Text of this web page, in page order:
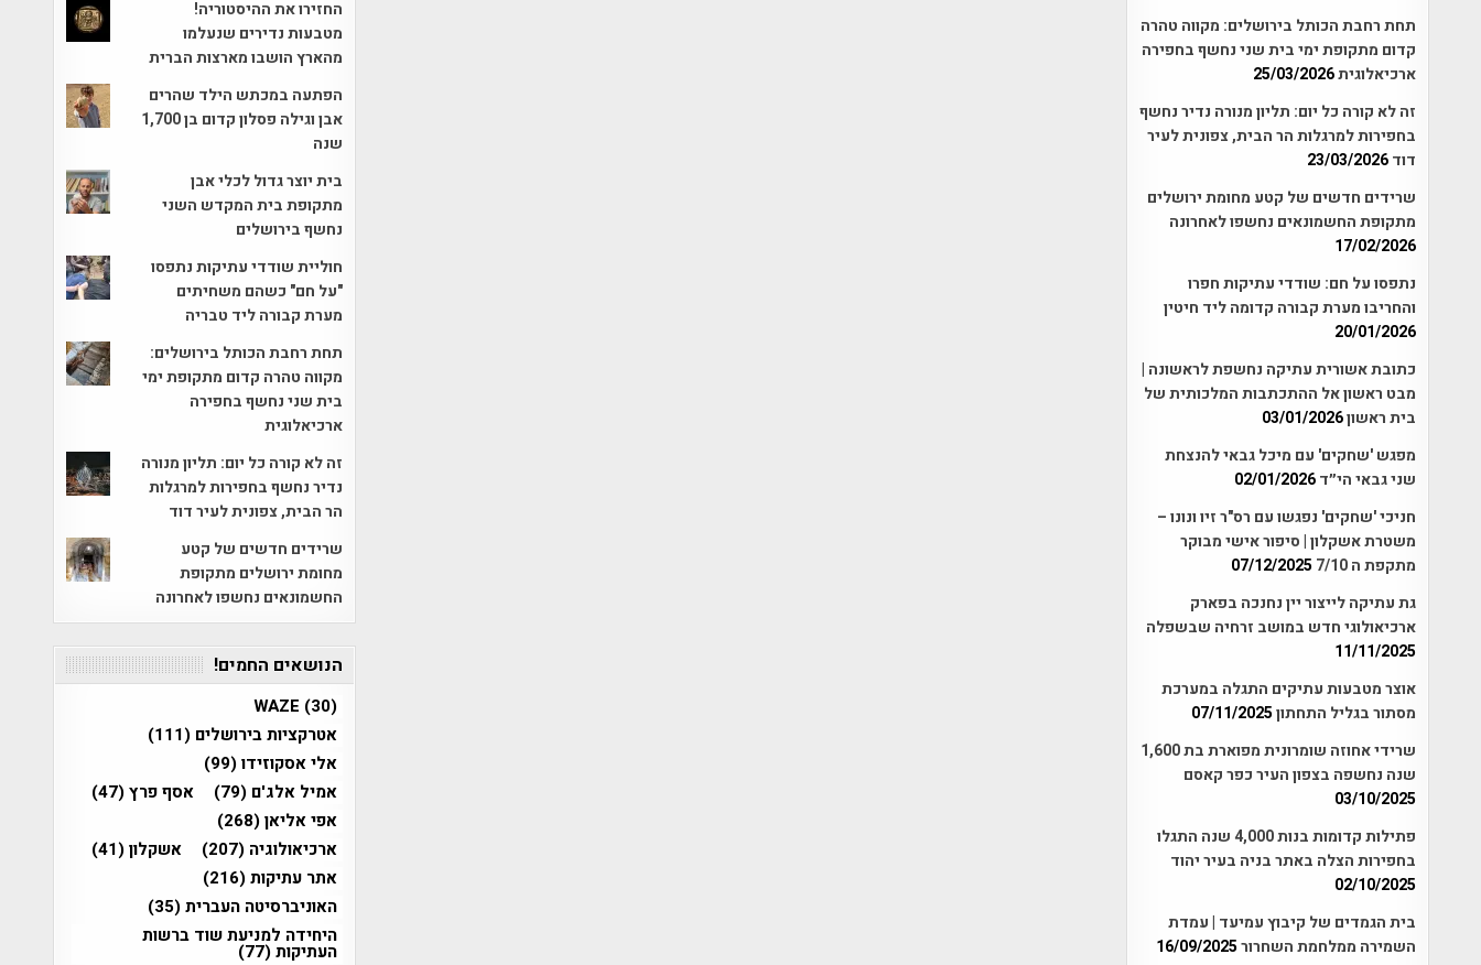
תחת רחבת הכותל בירושלים: מקווה טהרה
קדום מתקופת ימי בית שני נחשף בחפירה
ארכיאלוגית25/03/2026
זה לא קורה כל יום: תליון מנורה נדיר נחשף
בחפירות למרגלות הר הבית, צפונית לעיר
דוד23/03/2026
שרידים חדשים של קטע מחומת ירושלים
מתקופת החשמונאים נחשפו לאחרונה
17/02/2026
נתפסו על חם: שודדי עתיקות חפרו
והחריבו מערת קבורה קדומה ליד חיטין
20/01/2026
כתובת אשורית עתיקה נחשפת לראשונה |
מבט ראשון אל ההתכתבות המלכותית של
בית ראשון03/01/2026
מפגש 'שחקים' עם מיכל גבאי להנצחת
שני גבאי הי״ד02/01/2026
חניכי 'שחקים' נפגשו עם רס"ר זיו ונונו –
משטרת אשקלון | סיפור אישי מבוקר
מתקפת ה 7/10
07/12/2025
גת עתיקה לייצור יין נחנכה בפארק
ארכיאולוגי חדש במושב זרחיה שבשפלה
11/11/2025
אוצר מטבעות עתיקים התגלה במערכת
מסתור בגליל התחתון07/11/2025
שרידי אחוזה שומרונית מפוארת בת 1,600
שנה נחשפה בצפון העיר כפר קאסם
03/10/2025
פתילות קדומות בנות 4,000 שנה התגלו
בחפירות הצלה באתר בניה בעיר יהוד
02/10/2025
בית הגמדים של קיבוץ עמיעד | עמדת
השמירה ממלחמת השחרור16/09/2025
החזירו את ההיסטוריה!
מטבעות נדירים שנעלמו
מהארץ הושבו מארצות הברית
הפתעה במכתש הילד שהרים
אבן וגילה פסלון קדום בן 1,700
שנה
בית יוצר גדול לכלי אבן
מתקופת בית המקדש השני
נחשף בירושלים
חוליית שודדי עתיקות נתפסו
"על חם" כשהם משחיתים
מערת קבורה ליד טבריה
תחת רחבת הכותל בירושלים:
מקווה טהרה קדום מתקופת ימי
בית שני נחשף בחפירה
ארכיאלוגית
זה לא קורה כל יום: תליון מנורה
נדיר נחשף בחפירות למרגלות
הר הבית, צפונית לעיר דוד
שרידים חדשים של קטע
מחומת ירושלים מתקופת
החשמונאים נחשפו לאחרונה
הנושאים החמים!
WAZE (30)
אטרקציות בירושלים (111)
אלי אסקוזידו(99)
אמיל אלג'ם (79) אסף פרץ(47)
אפי אליאן(268)
ארכיאולוגיה (207) אשקלון(41)
אתר עתיקות(216)
האוניברסיטה העברית(35)
היחידה למניעת שוד ברשות
העתיקות(77)